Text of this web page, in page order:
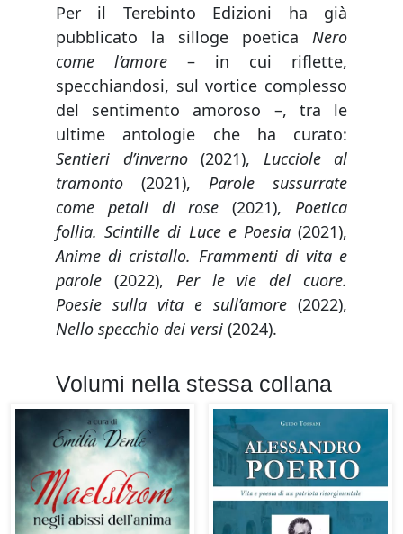
Per il Terebinto Edizioni ha già
pubblicato la silloge poetica Nero
come l’amore – in cui riflette,
specchiandosi, sul vortice complesso
del sentimento amoroso –, tra le
ultime antologie che ha curato:
Sentieri d’inverno(2021), Lucciole al
tramonto (2021), Parole sussurrate
come petali di rose(2021), Poetica
follia. Scintille di Luce e Poesia(2021),
Anime di cristallo. Frammenti di vita e
parole (2022), Per le vie del cuore.
Poesie sulla vita e sull’amore (2022),
Nello specchio dei versi (2024).
Volumi nella stessa collana